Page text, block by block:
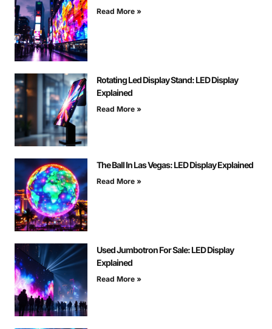
Read More »
Rotating Led Display Stand: LED Display
Explained
Read More »
The Ball In Las Vegas: LED Display Explained
Read More »
Used Jumbotron For Sale: LED Display
Explained
Read More »